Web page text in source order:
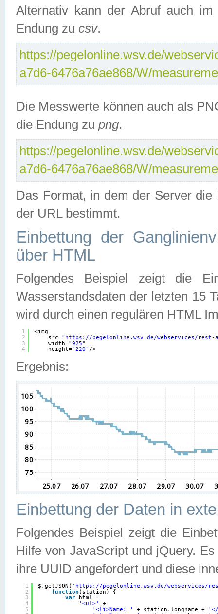
Alternativ kann der Abruf auch
Endung zu csv.
https://pegelonline.wsv.de/
a7d6-6476a76ae868/W/
Die Messwerte können auch als
die Endung zu png.
https://pegelonline.wsv.de/
a7d6-6476a76ae868/W/
Das Format, in dem der Server
der URL bestimmt.
Einbettung der
über HTML
Folgendes Beispiel zeigt die
Wasserstandsdaten der letzten 15
wird durch einen regulären HTML
1
2
3
4
<img
src=" https://pegelonline.wsv.de/webservices/rest-
width="925"
height="220" />
Ergebnis:
Einbettung der Daten in
Folgendes Beispiel zeigt die
Hilfe von JavaScript und jQuery.
ihre UUID angefordert und diese
1
2
3
4
5
$.getJSON( ' https://pegelonline.wsv.de/webservices/
function (station) {
var
html =
'<ul>'
+
'<li>Name: '
+ station.longname +